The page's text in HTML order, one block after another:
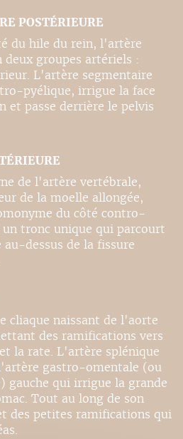
POSTÉRIEURE
du hile du rein, l'artère
deux groupes artériels :
L'artère segmentaire
pyélique, irrigue la face
et passe derrière le pelvis
de l'artère vertébrale,
de la moelle allongée,
du côté contro-
tronc unique qui parcourt
dessus de la fissure
cliaque naissant de l'aorte
des ramifications vers
la rate. L'artère splénique
gastro-omentale (ou
gauche qui irrigue la grande
Tout au long de son
des petites ramifications qui